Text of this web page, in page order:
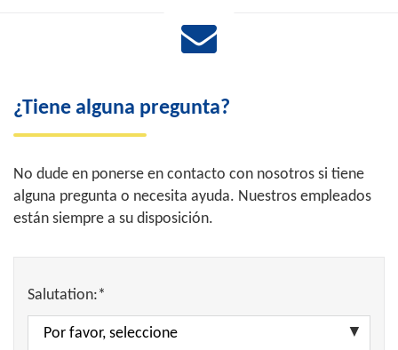
¿Tiene alguna pregunta?
No dude en ponerse en contacto con nosotros si tiene
alguna pregunta o necesita ayuda. Nuestros empleados
están siempre a su disposición.
Salutation:*